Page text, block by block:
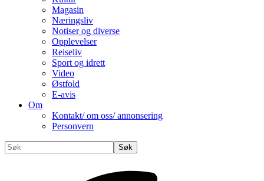
Magasin
Næringsliv
Notiser og diverse
Opplevelser
Reiseliv
Sport og idrett
Video
Østfold
E-avis
Om
Kontakt/ om oss/ annonsering
Personvern